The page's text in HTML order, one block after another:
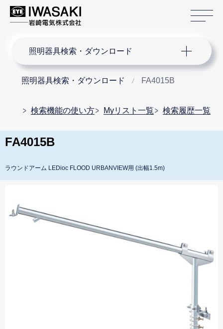
照明器具検索・ダウンロード
照明器具検索・ダウンロード FA4015B
検索機能の使い方 Myリスト一覧 検索履歴一覧
FA4015B
ラウンドアーム LEDioc FLOOD URBANVIEW用 (出幅1.5m)